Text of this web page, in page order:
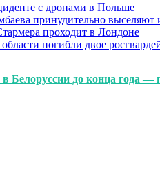
с дронами в Польше
принудительно выселяют
проходит в Лондоне
погибли двое
Белоруссии до конца года —